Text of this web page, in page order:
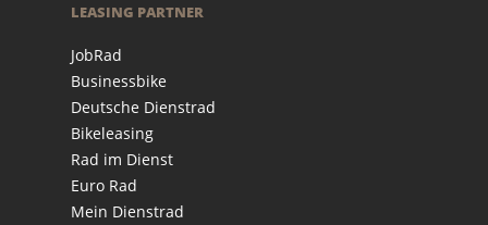
LEASING PARTNER
JobRad
Businessbike
Deutsche Dienstrad
Bikeleasing
Rad im Dienst
Euro Rad
Mein Dienstrad